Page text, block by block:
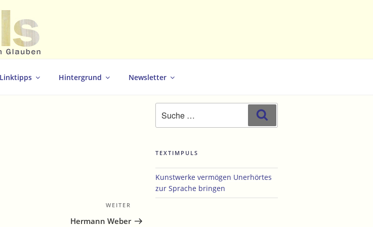
Linktipps Hintergrund Newsletter
Beitrag
WEITER
Hermann Weber
nach:
TEXTIMPULS
Kunstwerke vermögen Unerhörtes
zur Sprache bringen